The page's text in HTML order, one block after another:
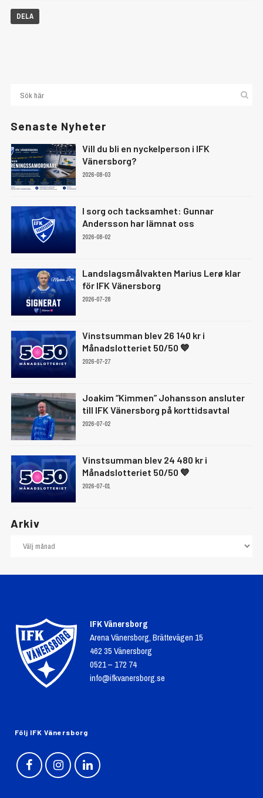
DELA
Senaste Nyheter
Vill du bli en nyckelperson i IFK
Vänersborg?
2026-08-03
I sorg och tacksamhet: Gunnar
Andersson har lämnat oss
2026-08-02
Landslagsmålvakten Marius Lerø klar
för IFK Vänersborg
2026-07-28
Vinstsumman blev 26 140 kr i
Månadslotteriet 50/50 💙
2026-07-27
Joakim “Kimmen” Johansson ansluter
till IFK Vänersborg på korttidsavtal
2026-07-02
Vinstsumman blev 24 480 kr i
Månadslotteriet 50/50 💙
2026-07-01
Arkiv
IFK Vänersborg
Arena Vänersborg, Brättevägen 15
462 35 Vänersborg
0521 – 172 74
info@ifkvanersborg.se
Följ IFK Vänersborg